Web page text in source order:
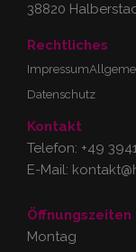
38820
Rechtliches
Impressum
Datenschutz
Kontakt
Telefon: +49
E-Mail:
Öffnungszeiten
Montag